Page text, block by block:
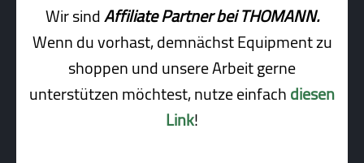
Wir sindAffiliate Partner bei THOMANN.
Wenn du vorhast, demnächst Equipment zu
shoppen und unsere Arbeit gerne
unterstützen möchtest, nutze einfachdiesen
Link!